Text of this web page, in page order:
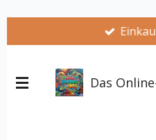
springen
Das